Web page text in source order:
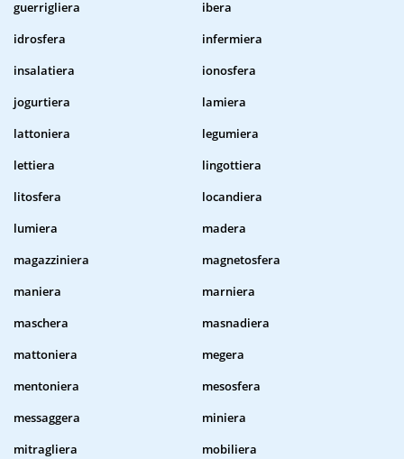
guerrigliera
ibera
idrosfera
infermiera
insalatiera
ionosfera
jogurtiera
lamiera
lattoniera
legumiera
lettiera
lingottiera
litosfera
locandiera
lumiera
madera
magazziniera
magnetosfera
maniera
marniera
maschera
masnadiera
mattoniera
megera
mentoniera
mesosfera
messaggera
miniera
mitragliera
mobiliera